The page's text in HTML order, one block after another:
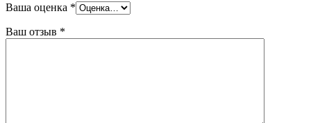
Ваша оценка *
Ваш отзыв *